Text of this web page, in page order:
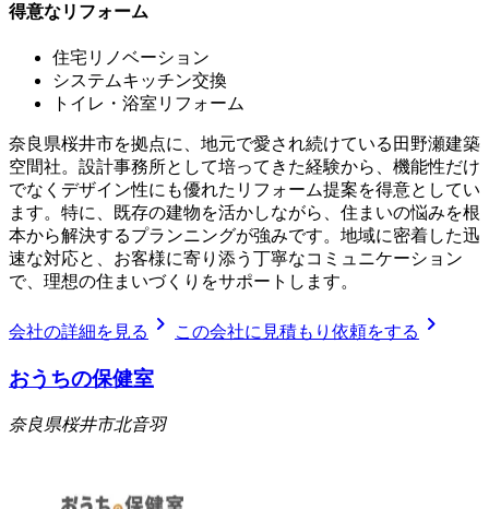
得意なリフォーム
住宅リノベーション
システムキッチン交換
トイレ・浴室リフォーム
奈良県桜井市を拠点に、地元で愛され続けている田野瀬建築
空間社。設計事務所として培ってきた経験から、機能性だけ
でなくデザイン性にも優れたリフォーム提案を得意としてい
ます。特に、既存の建物を活かしながら、住まいの悩みを根
本から解決するプランニングが強みです。地域に密着した迅
速な対応と、お客様に寄り添う丁寧なコミュニケーション
で、理想の住まいづくりをサポートします。
会社の詳細を見る chevron_right この会社に見積もり依頼をする chevron_right
おうちの保健室
奈良県桜井市北音羽